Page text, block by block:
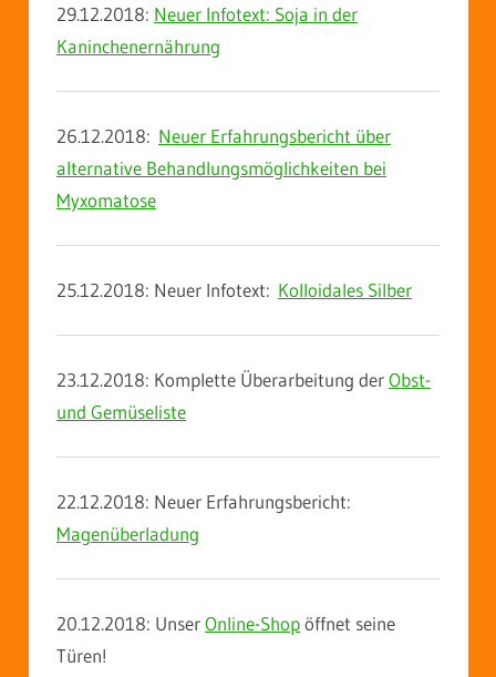
29.12.2018: Neuer Infotext: Soja in der
Kaninchenernährung
26.12.2018: Neuer Erfahrungsbericht über
alternative Behandlungsmöglichkeiten bei
Myxomatose
25.12.2018: Neuer Infotext: Kolloidales Silber
23.12.2018: Komplette Überarbeitung derObst-
und Gemüseliste
22.12.2018: Neuer Erfahrungsbericht:
Magenüberladung
20.12.2018: UnserOnline-Shopöffnet seine
Türen!